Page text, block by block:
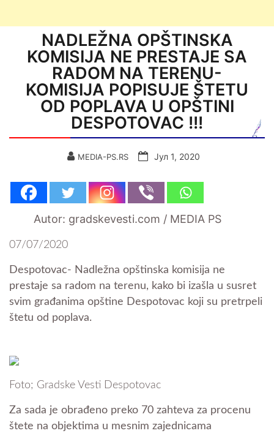
NADLEŽNA OPŠTINSKA
KOMISIJA NE PRESTAJE SA
RADOM NA TERENU-
KOMISIJA POPISUJE ŠTETU
OD POPLAVA U OPŠTINI
DESPOTOVAC !!!
MEDIA-PS.RS Јул 1, 2020
Autor: gradskevesti.com / MEDIA PS
07/07/2020
Despotovac- Nadležna opštinska komisija ne
prestaje sa radom na terenu, kako bi izašla u susret
svim građanima opštine Despotovac koji su pretrpeli
štetu od poplava.
Foto; Gradske Vesti Despotovac
Za sada je obrađeno preko 70 zahteva za procenu
štete na objektima u mesnim zajednicama